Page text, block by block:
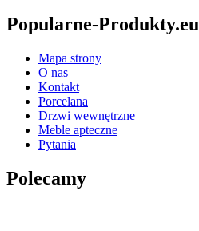
Popularne-Produkty.eu
Mapa strony
O nas
Kontakt
Porcelana
Drzwi wewnętrzne
Meble apteczne
Pytania
Polecamy